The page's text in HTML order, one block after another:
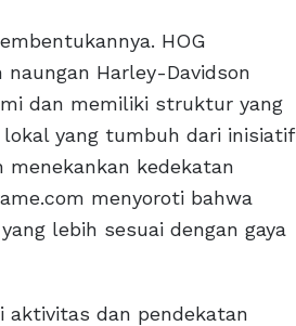
HOG
Harley-Davidson
dan memiliki struktur yang
yang tumbuh dari inisiatif
menekankan kedekatan
menyoroti bahwa
lebih sesuai dengan gaya
aktivitas dan pendekatan